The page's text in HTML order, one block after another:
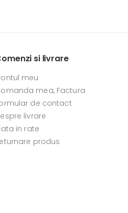
si livrare
meu
mea, Factura
de contact
livrare
in rate
produs